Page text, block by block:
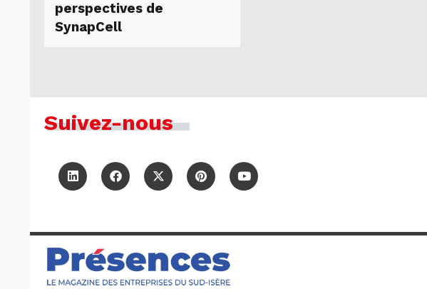
perspectives de
SynapCell
Suivez-nous